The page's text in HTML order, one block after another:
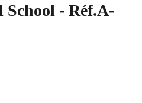
- Réf.A-